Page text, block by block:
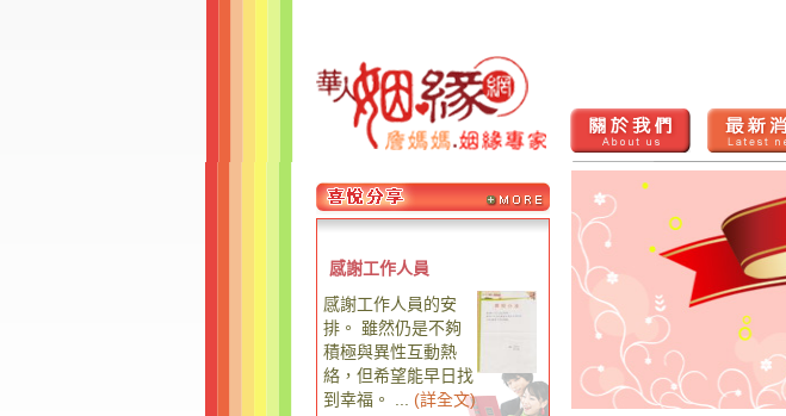
感謝工作人員
感謝工作人員的安
排。 雖然仍是不夠
積極與異性互動熱
絡，但希望能早日找
到幸福。 ...
(詳全文)